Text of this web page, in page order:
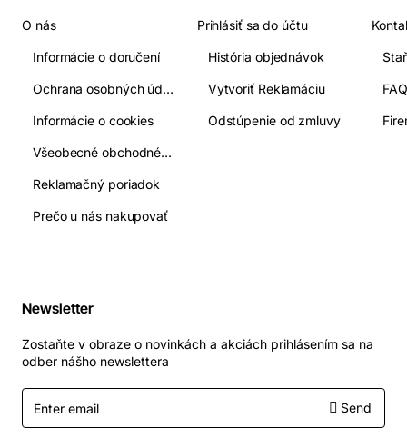
O nás
Informácie o doručení
Ochrana osobných údajov
Informácie o cookies
Všeobecné obchodné podmienky
Reklamačný poriadok
Prečo u nás nakupovať
Prihlásiť sa do účtu
História objednávok
Vytvoriť Reklamáciu
Odstúpenie od zmluvy
Newsletter
Zostaňte v obraze o novinkách a akciách prihlásením sa na
odber nášho newslettera
Enter
email
Send